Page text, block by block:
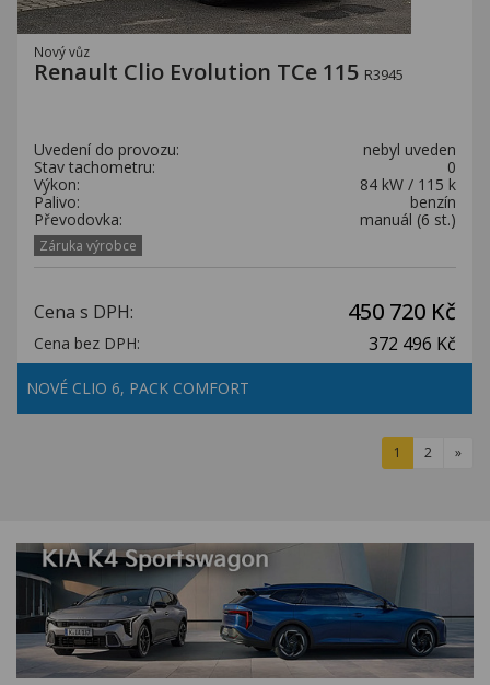
Nový vůz
Renault Clio Evolution TCe 115 R3945
Uvedení do provozu:
nebyl uveden
Stav tachometru:
0
Výkon:
84 kW / 115 k
Palivo:
benzín
Převodovka:
manuál (6 st.)
Záruka výrobce
Cena s DPH: 450 720 Kč
Cena bez DPH: 372 496 Kč
NOVÉ CLIO 6, PACK COMFORT
1 2 »